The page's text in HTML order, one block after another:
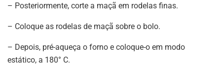
– Posteriormente, corte a maçã em rodelas finas.
– Coloque as rodelas de maçã sobre o bolo.
– Depois, pré-aqueça o forno e coloque-o em modo
estático, a 180° C.